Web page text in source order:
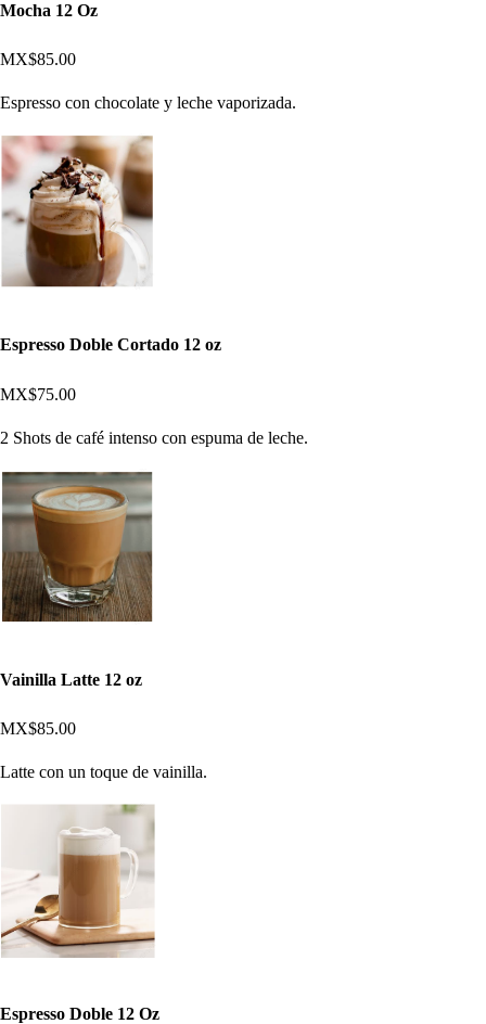
Mocha 12 Oz
MX$85.00
Espresso con chocolate y leche vaporizada.
Espresso Doble Cortado 12 oz
MX$75.00
2 Shots de café intenso con espuma de leche.
Vainilla Latte 12 oz
MX$85.00
Latte con un toque de vainilla.
Espresso Doble 12 Oz